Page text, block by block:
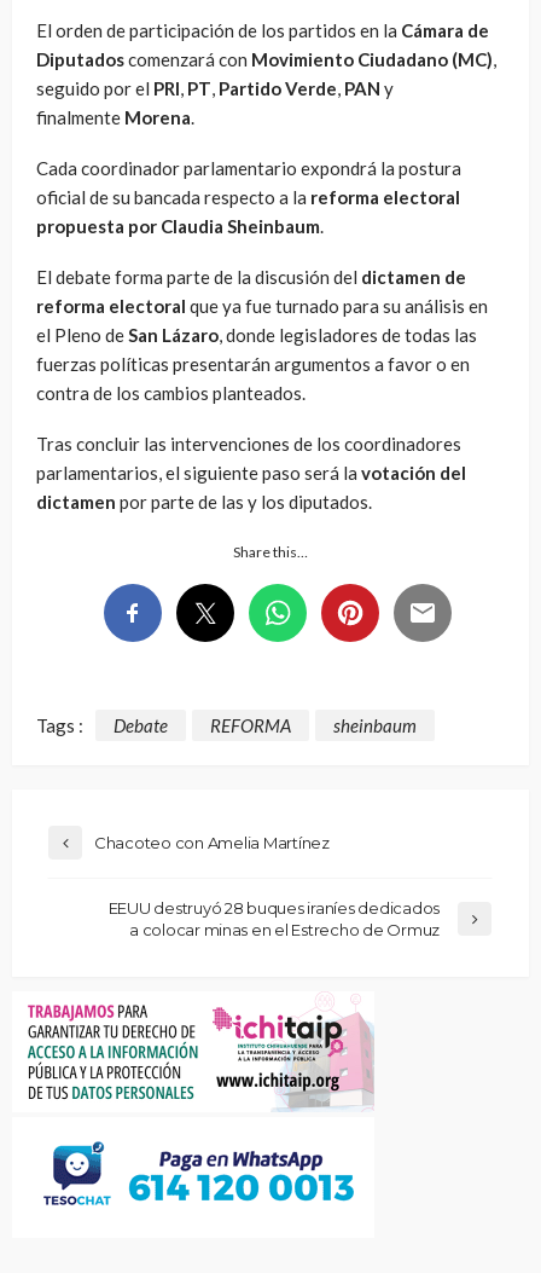
El orden de participación de los partidos en la Cámara de
Diputadoscomenzará con Movimiento Ciudadano (MC),
seguido por el PRI, PT, Partido Verde, PAN y
finalmente Morena.
Cada coordinador parlamentario expondrá la postura
oficial de su bancada respecto a la reforma electoral
propuesta por Claudia Sheinbaum.
El debate forma parte de la discusión del dictamen de
reforma electoral que ya fue turnado para su análisis en
el Pleno deSan Lázaro, donde legisladores de todas las
fuerzas políticas presentarán argumentos a favor o en
contra de los cambios planteados.
Tras concluir las intervenciones de los coordinadores
parlamentarios, el siguiente paso será la votación del
dictamen por parte de las y los diputados.
Share this…
Tags : Debate REFORMA sheinbaum
Chacoteo con Amelia Martínez
EEUU destruyó 28 buques iraníes dedicados
a colocar minas en el Estrecho de Ormuz